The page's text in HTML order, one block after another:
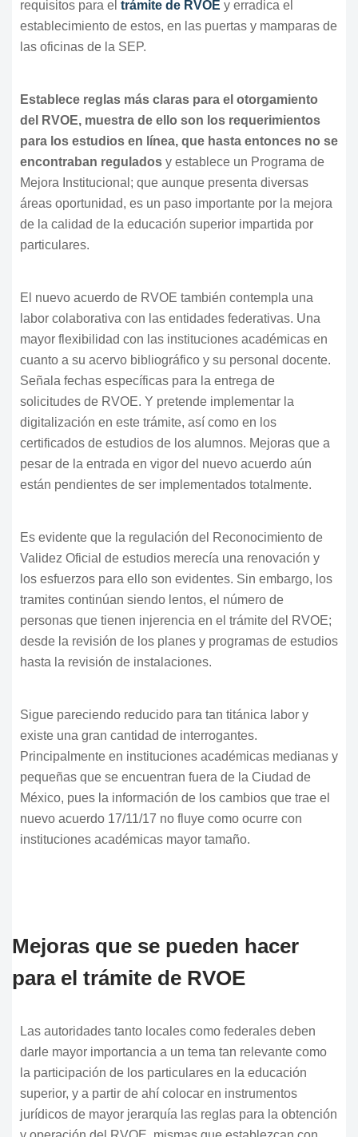
requisitos para el trámite de RVOE y erradica el
establecimiento de estos, en las puertas y mamparas de
las oficinas de la SEP.
Establece reglas más claras para el otorgamiento
del RVOE, muestra de ello son los requerimientos
para los estudios en línea, que hasta entonces no se
encontraban regulados y establece un Programa de
Mejora Institucional; que aunque presenta diversas
áreas oportunidad, es un paso importante por la mejora
de la calidad de la educación superior impartida por
particulares.
El nuevo acuerdo de RVOE también contempla una
labor colaborativa con las entidades federativas. Una
mayor flexibilidad con las instituciones académicas en
cuanto a su acervo bibliográfico y su personal docente.
Señala fechas específicas para la entrega de
solicitudes de RVOE. Y pretende implementar la
digitalización en este trámite, así como en los
certificados de estudios de los alumnos. Mejoras que a
pesar de la entrada en vigor del nuevo acuerdo aún
están pendientes de ser implementados totalmente.
Es evidente que la regulación del Reconocimiento de
Validez Oficial de estudios merecía una renovación y
los esfuerzos para ello son evidentes. Sin embargo, los
tramites continúan siendo lentos, el número de
personas que tienen injerencia en el trámite del RVOE;
desde la revisión de los planes y programas de estudios
hasta la revisión de instalaciones.
Sigue pareciendo reducido para tan titánica labor y
existe una gran cantidad de interrogantes.
Principalmente en instituciones académicas medianas y
pequeñas que se encuentran fuera de la Ciudad de
México, pues la información de los cambios que trae el
nuevo acuerdo 17/11/17 no fluye como ocurre con
instituciones académicas mayor tamaño.
Mejoras que se pueden hacer
para el trámite de RVOE
Las autoridades tanto locales como federales deben
darle mayor importancia a un tema tan relevante como
la participación de los particulares en la educación
superior, y a partir de ahí colocar en instrumentos
jurídicos de mayor jerarquía las reglas para la obtención